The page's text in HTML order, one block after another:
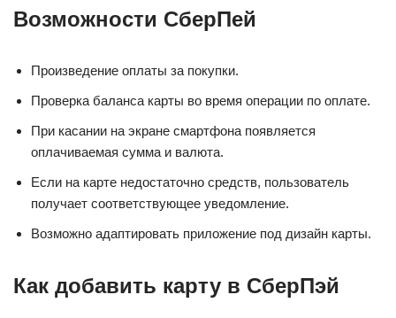
Возможности СберПей
Произведение оплаты за покупки.
Проверка баланса карты во время операции по оплате.
При касании на экране смартфона появляется
оплачиваемая сумма и валюта.
Если на карте недостаточно средств, пользователь
получает соответствующее уведомление.
Возможно адаптировать приложение под дизайн карты.
Как добавить карту в СберПэй